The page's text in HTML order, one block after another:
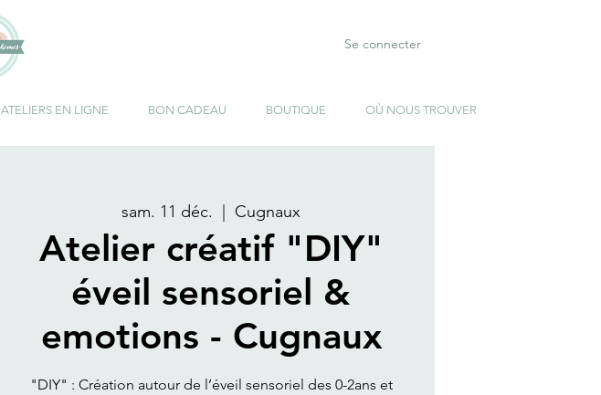
Se connecter
ATELIERS EN LIGNE BON CADEAU BOUTIQUE OÙ NOUS TROUVER
sam. 11 déc.
  |
Cugnaux
Atelier créatif "DIY"
éveil sensoriel &
emotions - Cugnaux
"DIY" : Création autour de l’éveil sensoriel des 0-2ans et